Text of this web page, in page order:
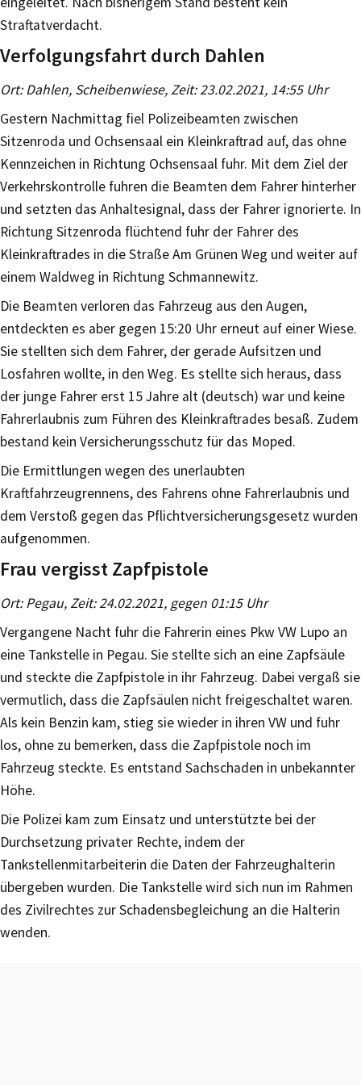
Straftatverdacht.
Verfolgungsfahrt durch Dahlen
Ort: Dahlen, Scheibenwiese, Zeit: 23.02.2021, 14:55 Uhr
Gestern Nachmittag fiel Polizeibeamten zwischen
Sitzenroda und Ochsensaal ein Kleinkraftrad auf, das ohne
Kennzeichen in Richtung Ochsensaal fuhr. Mit dem Ziel der
Verkehrskontrolle fuhren die Beamten dem Fahrer hinterher
und setzten das Anhaltesignal, dass der Fahrer ignorierte. In
Richtung Sitzenroda flüchtend fuhr der Fahrer des
Kleinkraftrades in die Straße Am Grünen Weg und weiter auf
einem Waldweg in Richtung Schmannewitz.
Die Beamten verloren das Fahrzeug aus den Augen,
entdeckten es aber gegen 15:20 Uhr erneut auf einer Wiese.
Sie stellten sich dem Fahrer, der gerade Aufsitzen und
Losfahren wollte, in den Weg. Es stellte sich heraus, dass
der junge Fahrer erst 15 Jahre alt (deutsch) war und keine
Fahrerlaubnis zum Führen des Kleinkraftrades besaß. Zudem
bestand kein Versicherungsschutz für das Moped.
Die Ermittlungen wegen des unerlaubten
Kraftfahrzeugrennens, des Fahrens ohne Fahrerlaubnis und
dem Verstoß gegen das Pflichtversicherungsgesetz wurden
aufgenommen.
Frau vergisst Zapfpistole
Ort: Pegau, Zeit: 24.02.2021, gegen 01:15 Uhr
Vergangene Nacht fuhr die Fahrerin eines Pkw VW Lupo an
eine Tankstelle in Pegau. Sie stellte sich an eine Zapfsäule
und steckte die Zapfpistole in ihr Fahrzeug. Dabei vergaß sie
vermutlich, dass die Zapfsäulen nicht freigeschaltet waren.
Als kein Benzin kam, stieg sie wieder in ihren VW und fuhr
los, ohne zu bemerken, dass die Zapfpistole noch im
Fahrzeug steckte. Es entstand Sachschaden in unbekannter
Höhe.
Die Polizei kam zum Einsatz und unterstützte bei der
Durchsetzung privater Rechte, indem der
Tankstellenmitarbeiterin die Daten der Fahrzeughalterin
übergeben wurden. Die Tankstelle wird sich nun im Rahmen
des Zivilrechtes zur Schadensbegleichung an die Halterin
wenden.